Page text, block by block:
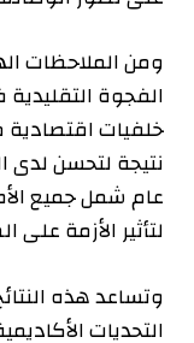
ومن الملاحظات
الفجوة
خلفيات اقتصادية
نتيجة لتحسن لدى
عام شمل جميع
لتأثير الأزمة
وتساعد هذه
التحديات